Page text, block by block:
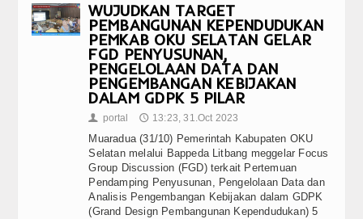
WUJUDKAN TARGET
PEMBANGUNAN KEPENDUDUKAN
PEMKAB OKU SELATAN GELAR
FGD PENYUSUNAN,
PENGELOLAAN DATA DAN
PENGEMBANGAN KEBIJAKAN
DALAM GDPK 5 PILAR
👤 portal 🕔 13:23, 31.Oct 2023
Muaradua (31/10) Pemerintah Kabupaten OKU
Selatan melalui Bappeda Litbang meggelar Focus
Group Discussion (FGD) terkait Pertemuan
Pendamping Penyusunan, Pengelolaan Data dan
Analisis Pengembangan Kebijakan dalam GDPK
(Grand Design Pembangunan Kependudukan) 5